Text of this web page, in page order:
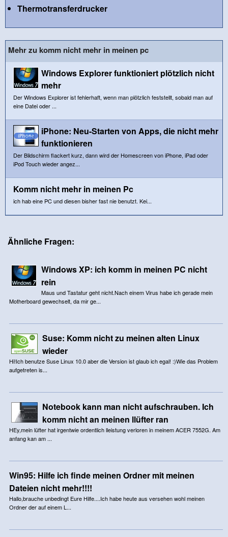
Thermotransferdrucker
Mehr zu komm nicht mehr in meinen pc
Windows Explorer funktioniert plötzlich nicht
mehr
Der Windows Explorer ist fehlerhaft, wenn man plötzlich feststellt, sobald man auf
eine Datei oder ...
iPhone: Neu-Starten von Apps, die nicht mehr
funktionieren
Der Bildschirm flackert kurz, dann wird der Homescreen von iPhone, iPad oder
iPod Touch wieder angez...
Komm nicht mehr in meinen Pc
ich hab eine PC und diesen bisher fast nie benutzt. Kei...
Ähnliche Fragen:
Windows XP: ich komm in meinen PC nicht
rein
Maus und Tastatur geht nicht.Nach einem Virus habe ich gerade mein
Motherboard gewechselt, da mir ge...
Suse: Komm nicht zu meinen alten Linux
wieder
Hi!Ich benutze Suse Linux 10.0 aber die Version ist glaub ich egal! :)Wie das Problem
aufgetreten is...
Notebook kann man nicht aufschrauben. Ich
komm nicht an meinen llüfter ran
HEy,mein lüfter hat irgentwie ordentlich lleistung verloren in meinem ACER 7552G. Am
anfang kan am ...
Win95: Hilfe ich finde meinen Ordner mit meinen
Dateien nicht mehr!!!!
Hallo,brauche unbedingt Eure Hilfe....Ich habe heute aus versehen wohl meinen
Ordner der auf einem L...